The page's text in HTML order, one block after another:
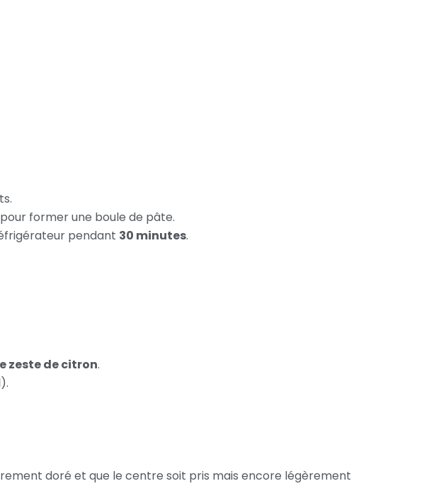
former une boule de pâte.
pendant 30 minutes.
zeste de citron.
doré et que le centre soit pris mais encore légèrement